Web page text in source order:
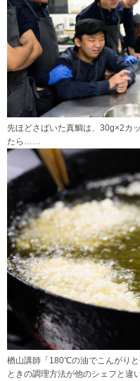
先ほどさばいた真鯛は、30g×2カ
たら……
楢山講師「180℃の油でこんがり
ときの調理方法が他のシェフと違